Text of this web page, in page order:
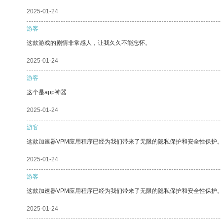
2025-01-24
游客
这款游戏的剧情非常感人，让我久久不能忘怀。
2025-01-24
游客
这个是app神器
2025-01-24
游客
这款加速器VPM应用程序已经为我们带来了无限的隐私保护和安全性保护
2025-01-24
游客
这款加速器VPM应用程序已经为我们带来了无限的隐私保护和安全性保护
2025-01-24